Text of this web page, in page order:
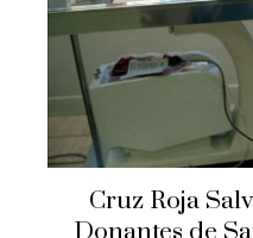
Cruz Roja